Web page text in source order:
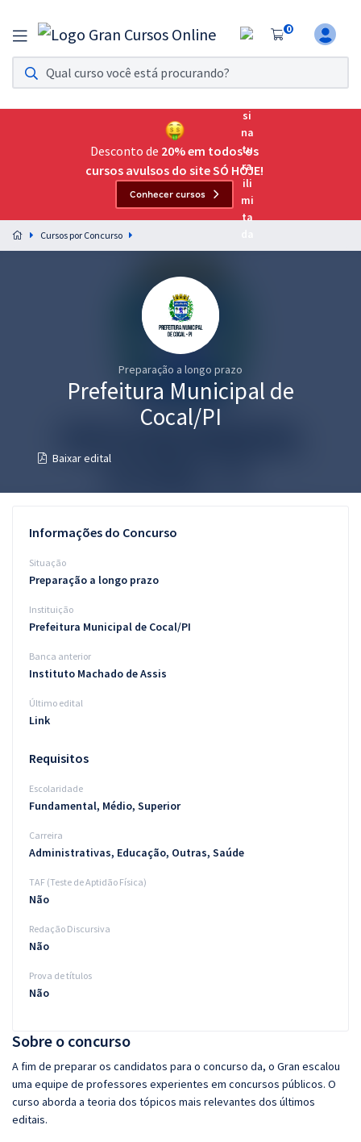
0
Assinatura Ilimitada 11
Acesso a todos os cursos. Teste grátis por 7 dias!
Assinatura OAB Até Passar
Acesso ilimitado a toda preparação para o Exame da
Preparação completa e intensiva para as principais
residências em saúde do Brasil
Questões grátis
Conteúdo gratuito
Aprovados
Atendimento
Desconto de 20% em todos os
cursos avulsos do site SÓ HOJE!
Conhecer cursos
Cursos por Concurso
Preparação a longo prazo
Prefeitura Municipal de
Cocal/PI
Baixar edital
Sobre o concurso
A fim de preparar os candidatos para o concurso da, o Gran escalou
uma equipe de professores experientes em concursos públicos. O
curso aborda a teoria dos tópicos mais relevantes dos últimos
editais.
Informações do Concurso
Situação
Preparação a longo prazo
Instituição
Prefeitura Municipal de Cocal/PI
Banca anterior
Instituto Machado de Assis
Último edital
Link
Requisitos
Escolaridade
Fundamental, Médio, Superior
Carreira
Administrativas, Educação, Outras, Saúde
TAF (Teste de Aptidão Física)
Não
Redação Discursiva
Não
Prova de títulos
Não